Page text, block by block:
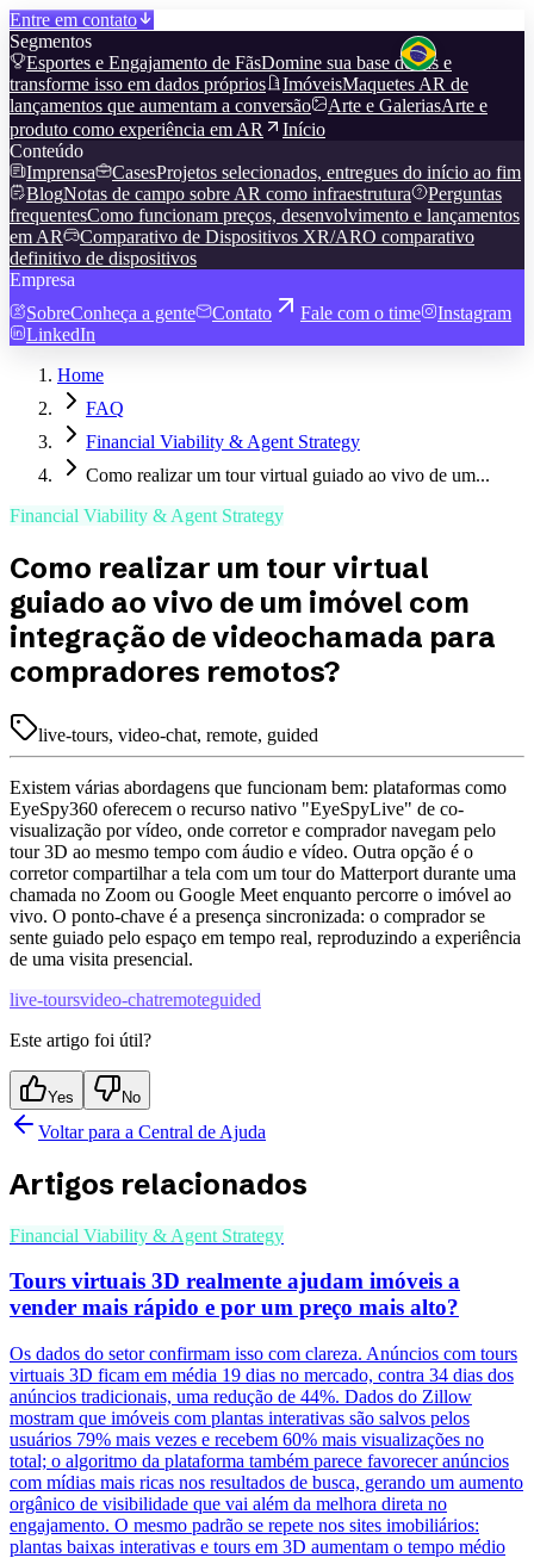
Entre em contato
Segmentos
Esportes e Engajamento de FãsDomine sua base de fãs e
transforme isso em dados próprios
ImóveisMaquetes AR de
lançamentos que aumentam a conversão
Arte e GaleriasArte e
produto como experiência em AR
Início
Conteúdo
Imprensa
CasesProjetos selecionados, entregues do início ao fim
BlogNotas de campo sobre AR como infraestrutura
Perguntas
frequentesComo funcionam preços, desenvolvimento e lançamentos
em AR
Comparativo de Dispositivos XR/ARO comparativo
definitivo de dispositivos
Empresa
SobreConheça a gente Contato Fale com o time
Instagram
LinkedIn
Home
FAQ
Financial Viability & Agent Strategy
Como realizar um tour virtual guiado ao vivo de um...
Financial Viability & Agent Strategy
Como realizar um tour virtual
guiado ao vivo de um imóvel com
integração de videochamada para
compradores remotos?
live-tours, video-chat, remote, guided
Existem várias abordagens que funcionam bem: plataformas como
EyeSpy360 oferecem o recurso nativo "EyeSpyLive" de co-
visualização por vídeo, onde corretor e comprador navegam pelo
tour 3D ao mesmo tempo com áudio e vídeo. Outra opção é o
corretor compartilhar a tela com um tour do Matterport durante uma
chamada no Zoom ou Google Meet enquanto percorre o imóvel ao
vivo. O ponto-chave é a presença sincronizada: o comprador se
sente guiado pelo espaço em tempo real, reproduzindo a experiência
de uma visita presencial.
live-toursvideo-chatremoteguided
Este artigo foi útil?
Yes No
Voltar para a Central de Ajuda
Artigos relacionados
Financial Viability & Agent Strategy
Tours virtuais 3D realmente ajudam imóveis a
vender mais rápido e por um preço mais alto?
Os dados do setor confirmam isso com clareza. Anúncios com tours
virtuais 3D ficam em média 19 dias no mercado, contra 34 dias dos
anúncios tradicionais, uma redução de 44%. Dados do Zillow
mostram que imóveis com plantas interativas são salvos pelos
usuários 79% mais vezes e recebem 60% mais visualizações no
total; o algoritmo da plataforma também parece favorecer anúncios
com mídias mais ricas nos resultados de busca, gerando um aumento
orgânico de visibilidade que vai além da melhora direta no
engajamento. O mesmo padrão se repete nos sites imobiliários:
plantas baixas interativas e tours em 3D aumentam o tempo médio